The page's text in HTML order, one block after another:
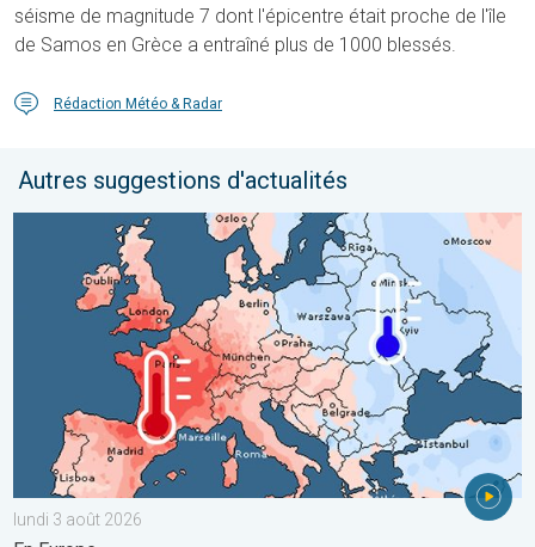
séisme de magnitude 7 dont l'épicentre était proche de l'île
de Samos en Grèce a entraîné plus de 1000 blessés.
Rédaction Météo & Radar
Autres suggestions d'actualités
Grands contrastes météo en juillet. En Europe. . . lundi 3 août
lundi 3 août 2026